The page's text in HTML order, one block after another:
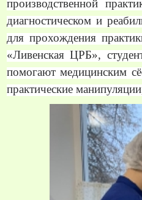
производственной
диагностическом и
для прохождения
«Ливенская ЦРБ»,
помогают медицинским
практические